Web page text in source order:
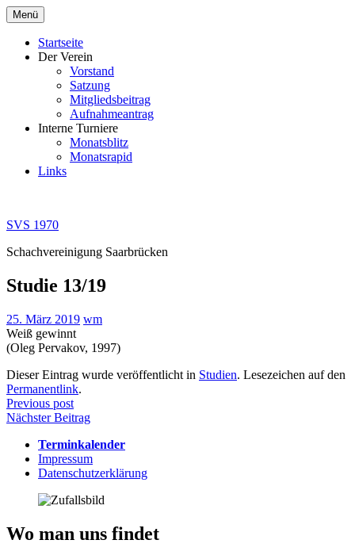
Zum
Inhalt
springen
Menü
Startseite
Der Verein
Vorstand
Satzung
Mitgliedsbeitrag
Aufnahmeantrag
Interne Turniere
Monatsblitz
Monatsrapid
Links
SVS 1970
Schachvereinigung Saarbrücken
Studie 13/19
25. März 2019 wm
Weiß gewinnt
(Oleg Pervakov, 1997)
Dieser Eintrag wurde veröffentlicht in Studien. Lesezeichen auf den
Permanentlink.
Beitragsnavigation
Previous post
Nächster Beitrag
Terminkalender
Impressum
Datenschutzerklärung
Wo man uns findet